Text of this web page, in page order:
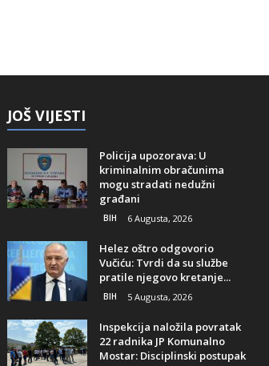
JOŠ VIJESTI
Policija upozorava: U
kriminalnim obračunima
mogu stradati nedužni
građani
BIH 6 Augusta, 2026
Helez oštro odgovorio
Vučiću: Tvrdi da su službe
pratile njegovo kretanje...
BIH 5 Augusta, 2026
Inspekcija naložila povratak
22 radnika JP Komunalno
Mostar: Disciplinski postupak